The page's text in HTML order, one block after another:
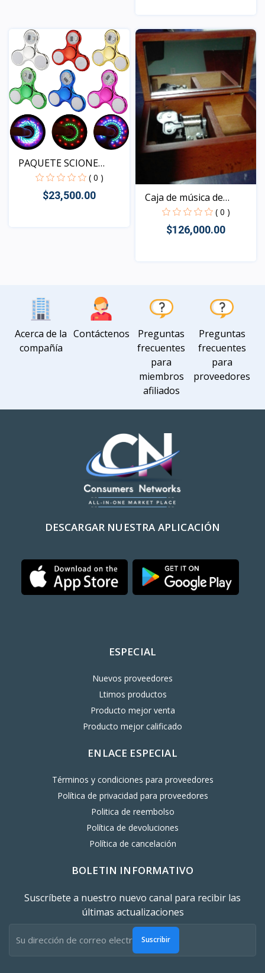
Vista
PAQUETE SCIONE
FIDGET S...
( 0 )
$23,500.00
Caja de música de
mader...
( 0 )
$126,000.00
Acerca de la
compañía
Contáctenos
Preguntas
frecuentes
para
miembros
afiliados
Preguntas
frecuentes
para
proveedores
DESCARGAR NUESTRA APLICACIÓN
ESPECIAL
Nuevos proveedores
Ltimos productos
Producto mejor venta
Producto mejor calificado
ENLACE ESPECIAL
Términos y condiciones para proveedores
Política de privacidad para proveedores
Politica de reembolso
Política de devoluciones
Política de cancelación
BOLETIN INFORMATIVO
Suscríbete a nuestro nuevo canal para recibir las
últimas actualizaciones
Suscribir